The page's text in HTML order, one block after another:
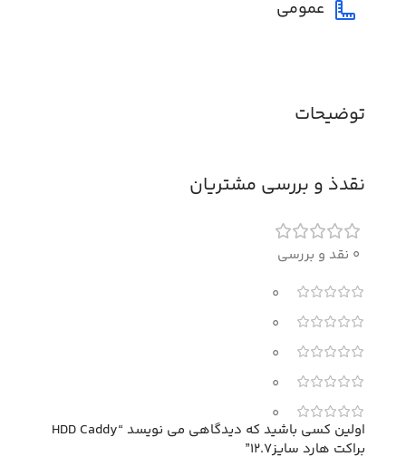
توضیحات
عمومی
نقدذ و بررسی مشتریان
0 نقد و بررسی
0
0
0
0
0
اولین کسی باشید که دیدگاهی می نویسد “HDD Caddy
براکت هارد سایز12.7”